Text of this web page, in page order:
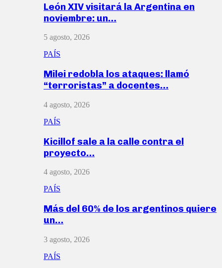
León XIV visitará la Argentina en
noviembre: un…
5 agosto, 2026
PAÍS
Milei redobla los ataques: llamó
“terroristas” a docentes…
4 agosto, 2026
PAÍS
Kicillof sale a la calle contra el
proyecto…
4 agosto, 2026
PAÍS
Más del 60% de los argentinos quiere
un…
3 agosto, 2026
PAÍS